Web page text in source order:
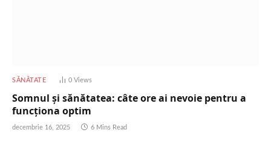
SĂNĂTATE 0Views
Somnul și sănătatea: câte ore ai nevoie pentru a
funcționa optim
decembrie 16, 2025 6 Mins Read